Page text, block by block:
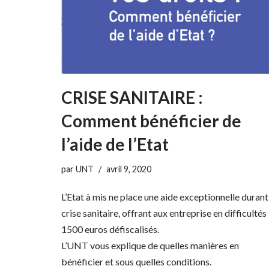
CRISE SANITAIRE :
Comment bénéficier de
l’aide de l’Etat
parUNT avril 9, 2020
L’Etat à mis ne place une aide exceptionnelle
crise sanitaire, offrant aux entreprise en difficultés
1500 euros défiscalisés.
L’UNT vous explique de quelles manières en
bénéficier et sous quelles conditions.